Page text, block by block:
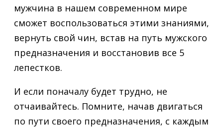
мужчина в нашем современном мире
сможет воспользоваться этими знаниями,
вернуть свой чин, встав на путь мужского
предназначения и восстановив все 5
лепестков.
И если поначалу будет трудно, не
отчаивайтесь. Помните, начав двигаться
по пути своего предназначения, с каждым